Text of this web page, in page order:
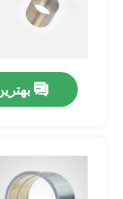
بلبرینگ خود
بلبرینگ آستین